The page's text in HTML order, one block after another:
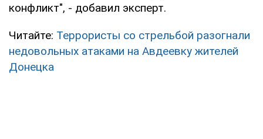
конфликт", - добавил эксперт.
Читайте: Террористы со стрельбой разогнали
недовольных атаками на Авдеевку жителей
Донецка